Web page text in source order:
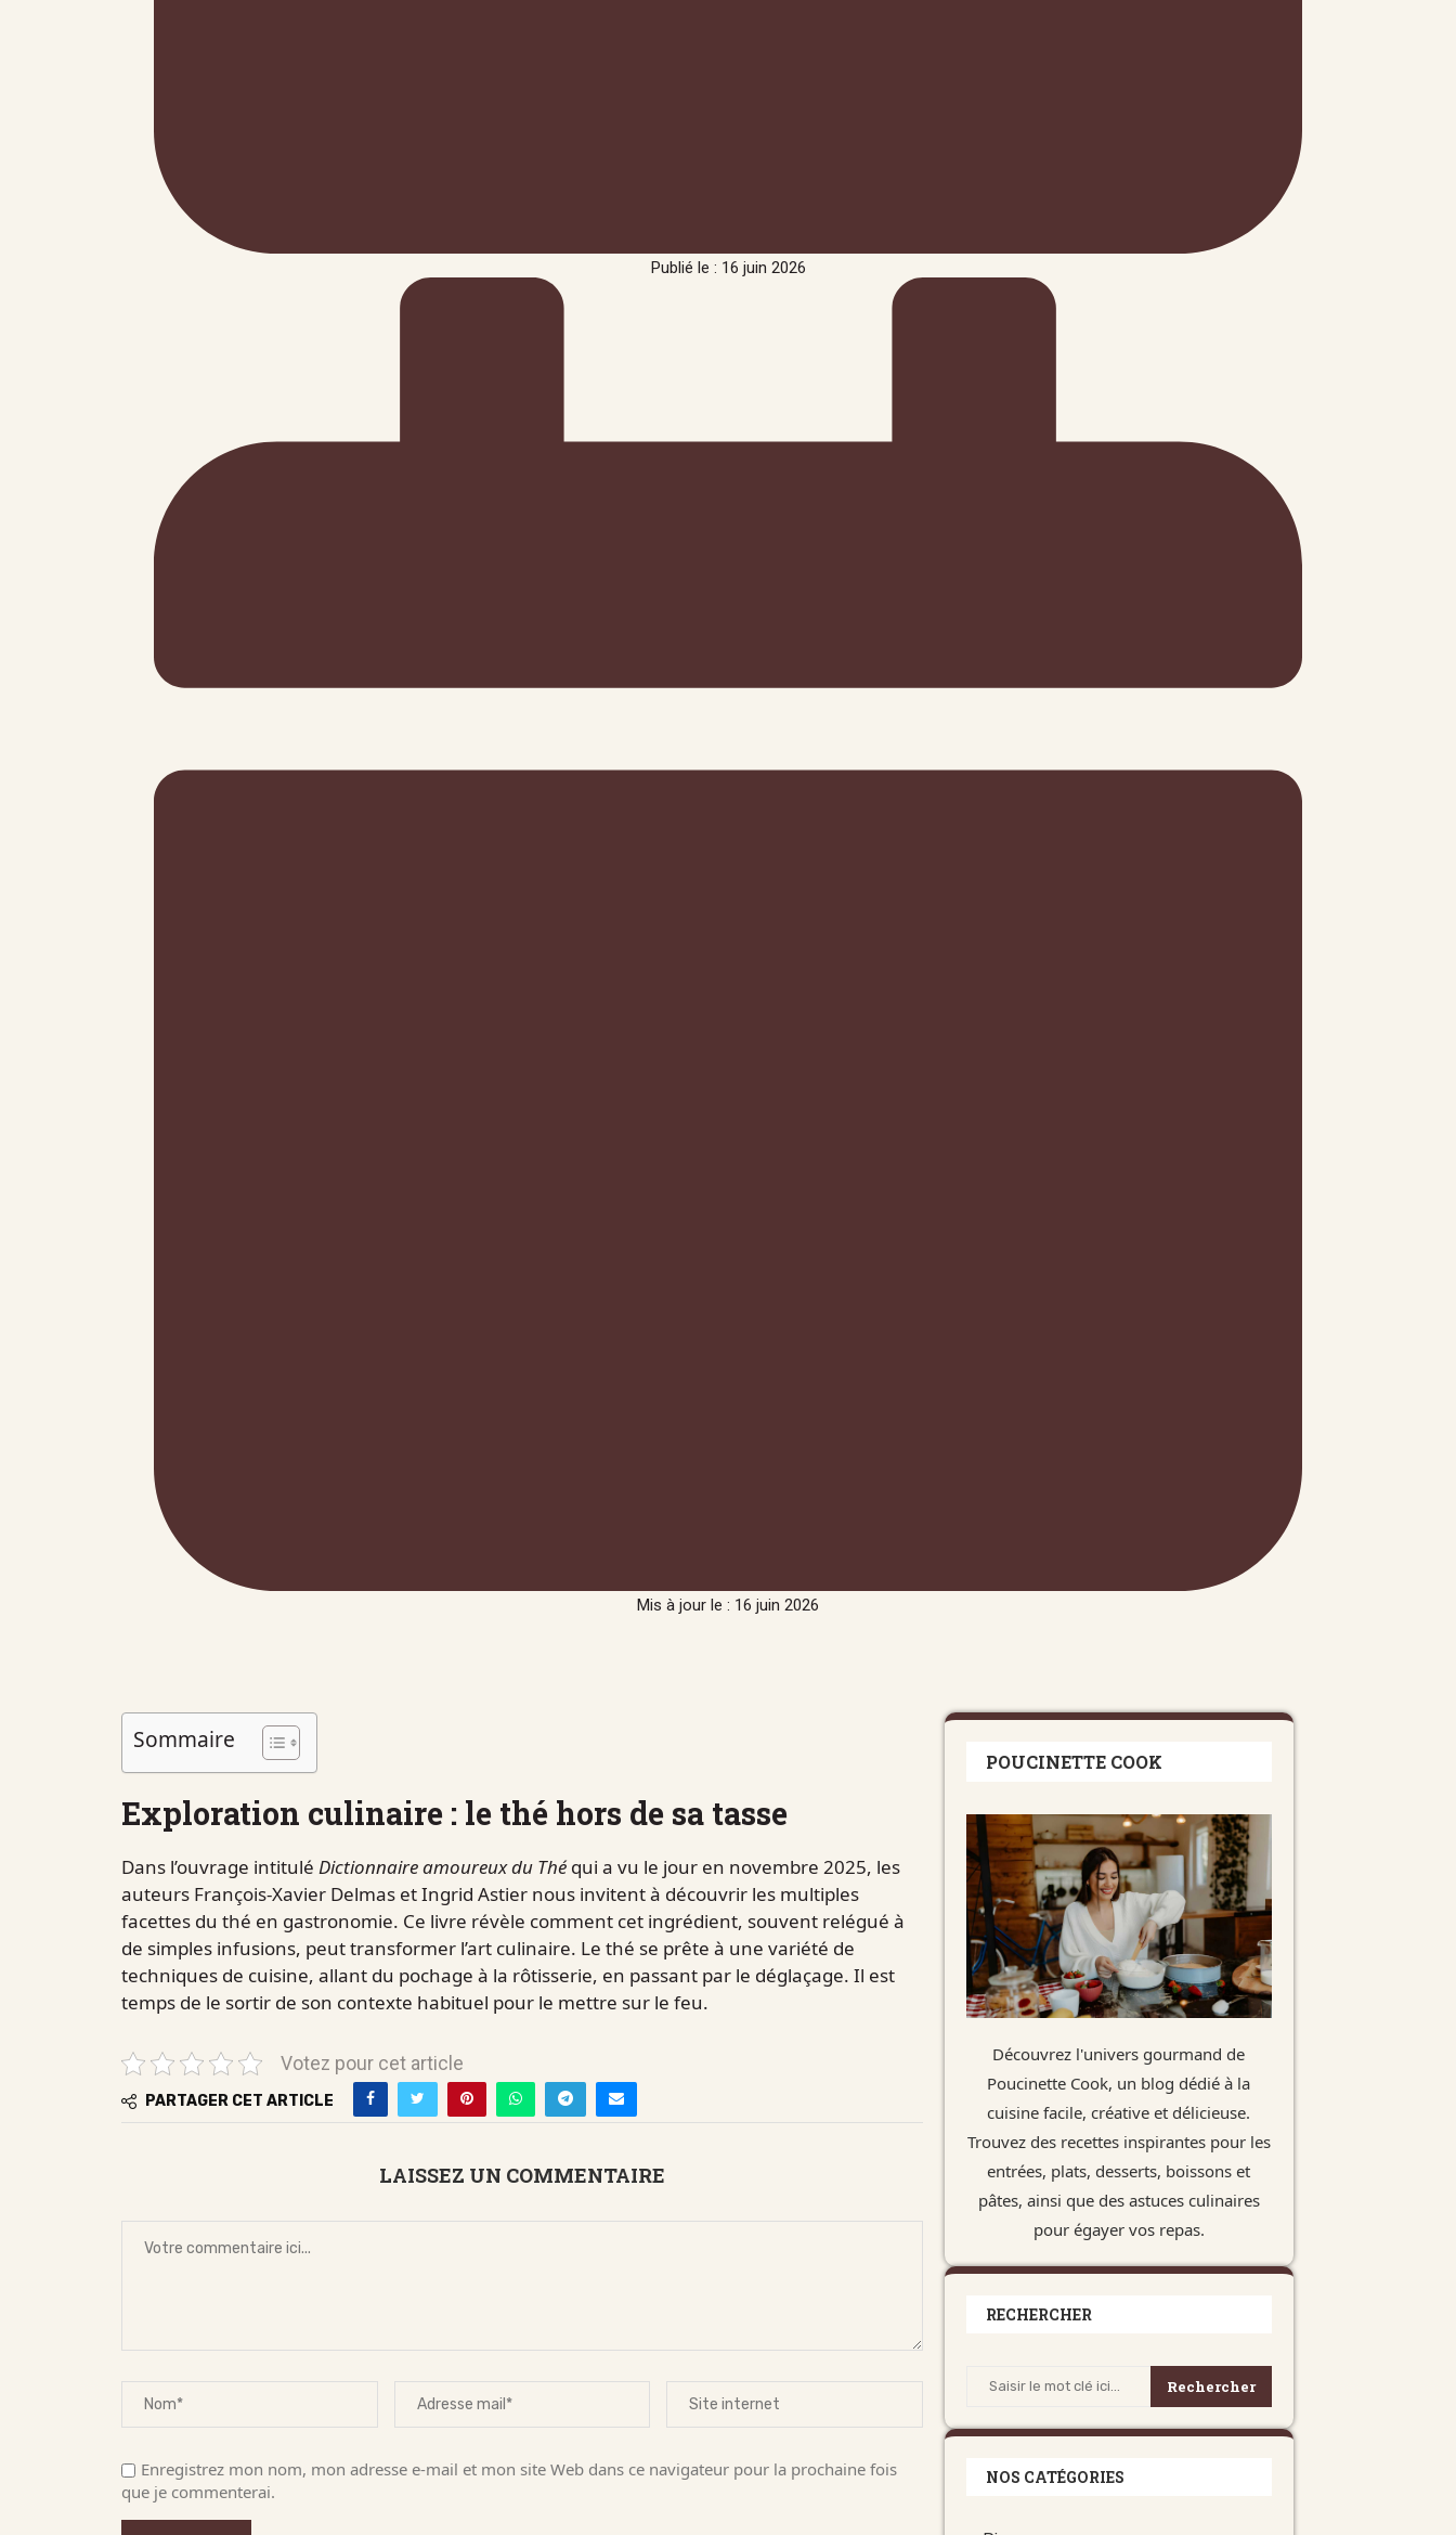
Publié le : 16 juin 2026
Mis à jour le : 16 juin 2026
Sommaire
Exploration culinaire : le thé hors de sa tasse
Dans l’ouvrage intitulé Dictionnaire amoureux du Thé qui a vu le jour en novembre 2025, les
auteurs François-Xavier Delmas et Ingrid Astier nous invitent à découvrir les multiples
facettes du thé en gastronomie. Ce livre révèle comment cet ingrédient, souvent relégué à
de simples infusions, peut transformer l’art culinaire. Le thé se prête à une variété de
techniques de cuisine, allant du pochage à la rôtisserie, en passant par le déglaçage. Il est
temps de le sortir de son contexte habituel pour le mettre sur le feu.
Votez pour cet article
PARTAGER CET ARTICLE
LAISSEZ UN COMMENTAIRE
Enregistrez mon nom, mon adresse e-mail et mon site Web dans ce navigateur pour la prochaine fois
que je commenterai.
POUCINETTE COOK
Découvrez l'univers gourmand de
Poucinette Cook, un blog dédié à la
cuisine facile, créative et délicieuse.
Trouvez des recettes inspirantes pour les
entrées, plats, desserts, boissons et
pâtes, ainsi que des astuces culinaires
pour égayer vos repas.
RECHERCHER
Rechercher
NOS CATÉGORIES